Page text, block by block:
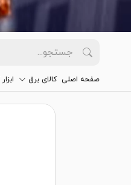
صفحه اصلی کالای برق